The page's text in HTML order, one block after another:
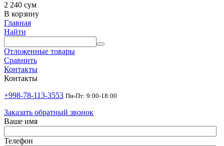
2 240 сум
В корзину
Главная
Найти
Отложенные товары
Сравнить
Контакты
Контакты
+998-78-113-3553 Пн-Пт: 9:00-18:00
Заказать обратный звонок
Ваше имя
Телефон